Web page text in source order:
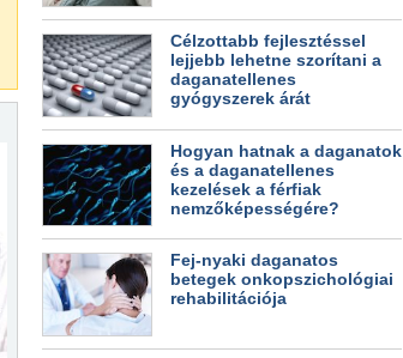
Célzottabb fejlesztéssel
lejjebb lehetne szorítani a
daganatellenes
gyógyszerek árát
Hogyan hatnak a daganatok
és a daganatellenes
kezelések a férfiak
nemzőképességére?
Fej-nyaki daganatos
betegek onkopszichológiai
rehabilitációja